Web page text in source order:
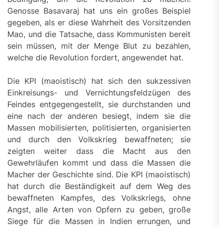
Genosse Basavaraj hat uns ein großes Beispiel
gegeben, als er diese Wahrheit des Vorsitzenden
Mao, und die Tatsache, dass Kommunisten bereit
sein müssen, mit der Menge Blut zu bezahlen,
welche die Revolution fordert, angewendet hat.
Die KPI (maoistisch) hat sich den sukzessiven
Einkreisungs- und Vernichtungsfeldzügen des
Feindes entgegengestellt, sie durchstanden und
eine nach der anderen besiegt, indem sie die
Massen mobilisierten, politisierten, organisierten
und durch den Volkskrieg bewaffneten; sie
zeigten weiter dass die Macht aus den
Gewehrläufen kommt und dass die Massen die
Macher der Geschichte sind. Die KPI (maoistisch)
hat durch die Beständigkeit auf dem Weg des
bewaffneten Kampfes, des Volkskriegs, ohne
Angst, alle Arten von Opfern zu geben, große
Siege für die Massen in Indien errungen, und